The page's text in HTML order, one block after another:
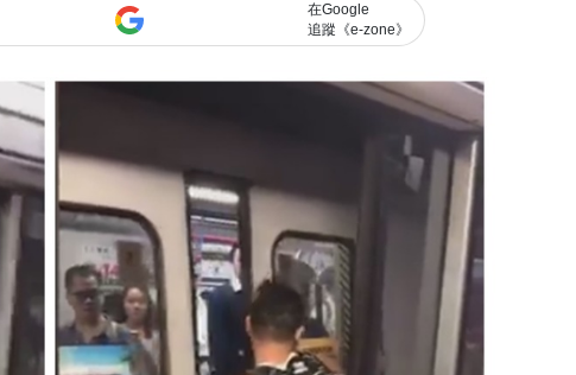
在Google
追蹤《e-zone》